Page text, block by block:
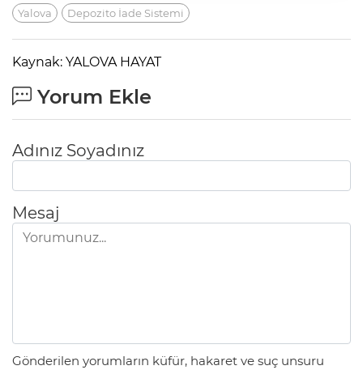
Yalova Depozito İade Sistemi
Kaynak: YALOVA HAYAT
Yorum Ekle
Adınız Soyadınız
Mesaj
Gönderilen yorumların küfür, hakaret ve suç unsuru